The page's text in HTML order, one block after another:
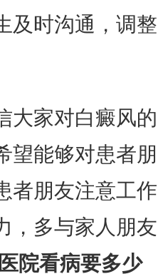
及时沟通，调整
家对白癜风的
望能够对患者朋
者朋友注意工作
，多与家人朋友
院看病要多少